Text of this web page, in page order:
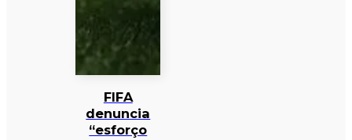
FIFA
denuncia
“esforço